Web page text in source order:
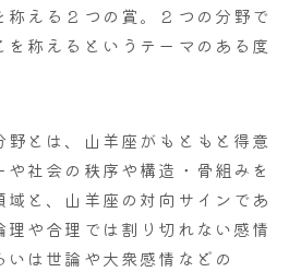
称える２つの賞。２つの分野で
を称えるというテーマのある度
野とは、山羊座がもともと得意
や社会の秩序や構造・骨組みを
と、山羊座の対向サインであ
理や合理では割り切れない感情
は世論や大衆感情などの